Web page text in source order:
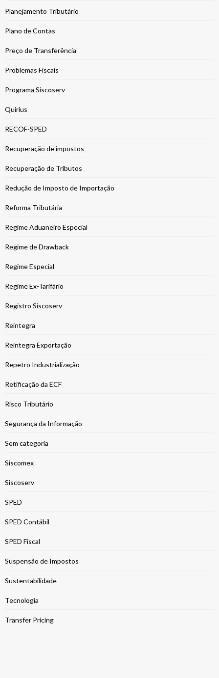
Planejamento Tributário
Plano de Contas
Preço de Transferência
Problemas Fiscais
Programa Siscoserv
Quirius
RECOF-SPED
Recuperação de impostos
Recuperação de Tributos
Redução de Imposto de Importação
Reforma Tributária
Regime Aduaneiro Especial
Regime de Drawback
Regime Especial
Regime Ex-Tarifário
Registro Siscoserv
Reintegra
Reintegra Exportação
Repetro Industrialização
Retificação da ECF
Risco Tributário
Segurança da Informação
Sem categoria
Siscomex
Siscoserv
SPED
SPED Contábil
SPED Fiscal
Suspensão de Impostos
Sustentabilidade
Tecnologia
Transfer Pricing